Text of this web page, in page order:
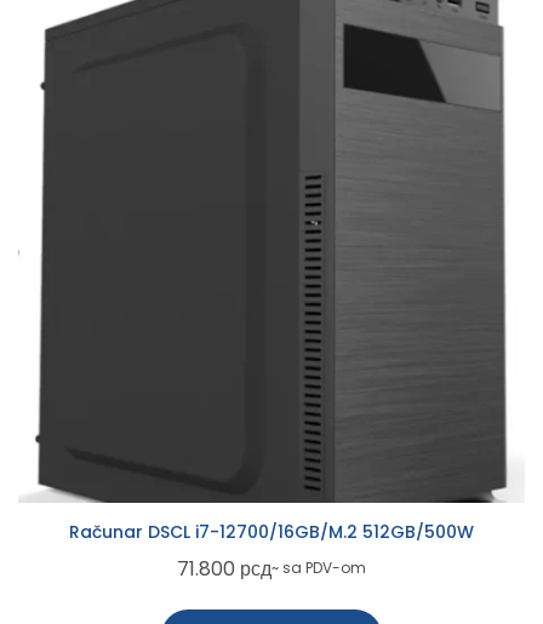
Računar DSCL i7-12700/16GB/M.2 512GB/500W
71.800 рсд~ sa PDV-om